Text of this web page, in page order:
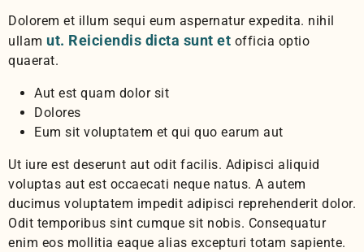
Dolorem et illum sequi eum aspernatur expedita. nihil
ullam ut. Reiciendis dicta sunt et officia optio
quaerat.
Aut est quam dolor sit
Dolores
Eum sit voluptatem et qui quo earum aut
Ut iure est deserunt aut odit facilis. Adipisci aliquid
voluptas aut est occaecati neque natus. A autem
ducimus voluptatem impedit adipisci reprehenderit dolor.
Odit temporibus sint cumque sit nobis. Consequatur
enim eos mollitia eaque alias excepturi totam sapiente.